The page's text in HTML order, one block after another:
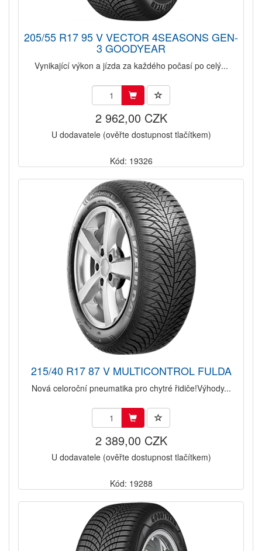
205/55 R17 95 V VECTOR 4SEASONS GEN-
3 GOODYEAR
Vynikající výkon a jízda za každého počasí po celý...
2 962,00 CZK
U dodavatele (ověřte dostupnost tlačítkem)
Kód: 19326
215/40 R17 87 V MULTICONTROL FULDA
Nová celoroční pneumatika pro chytré řidiče!Výhody...
2 389,00 CZK
U dodavatele (ověřte dostupnost tlačítkem)
Kód: 19288